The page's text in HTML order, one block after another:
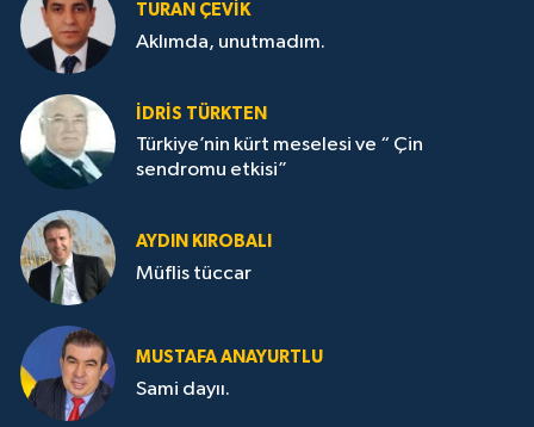
TURAN ÇEVİK
Aklımda, unutmadım.
İDRİS TÜRKTEN
Türkiye’nin kürt meselesi ve “ Çin
sendromu etkisi”
AYDIN KIROBALI
Müflis tüccar
MUSTAFA ANAYURTLU
Sami dayıı.